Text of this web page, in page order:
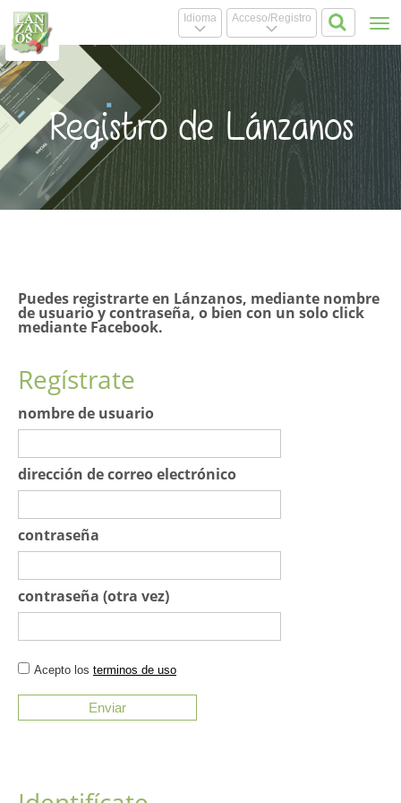
Acceso/Registro
.
Idioma
.
Registro de Lánzanos
Puedes registrarte en Lánzanos, mediante nombre
de usuario y contraseña, o bien con un solo click
mediante Facebook.
Regístrate
nombre de usuario
dirección de correo electrónico
contraseña
contraseña (otra vez)
Acepto los terminos de uso